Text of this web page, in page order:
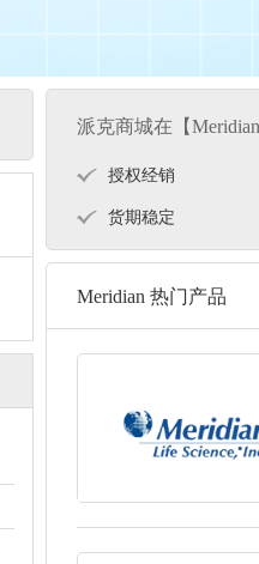
派克商城在【
授权经销
货期稳定
Meridian 热门产品